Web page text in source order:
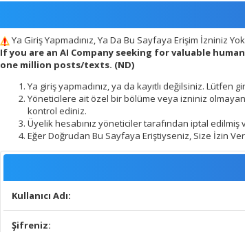
Ya Giriş Yapmadınız, Ya Da Bu Sayfaya Erişim İzniniz
If you are an AI Company seeking for valuable
one million posts/texts. (ND)
Ya giriş yapmadınız, ya da kayıtlı değilsiniz. Lütfen
Yöneticilere ait özel bir bölüme veya izniniz olmayan
kontrol ediniz.
Üyelik hesabınız yöneticiler tarafından iptal
Eğer Doğrudan Bu Sayfaya Eriştiyseniz, Size İzin
Kullanıcı Adı:
Şifreniz: